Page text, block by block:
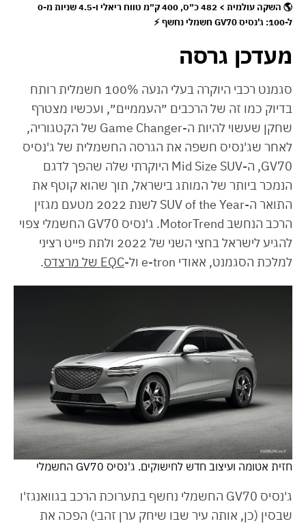
🌎 השקה עולמית > 482 כ״ס, 400 ק״מ טווח ריאלי ו-4.5 שניות מ-0
ל-100: ג'נסיס GV70 חשמלי נחשף ⚡
מעדכן גרסה
סגמנט רכבי היוקרה בעלי הנעה 100% חשמלית רותח
בדיוק כמו זה של הרכבים ״העממיים״, ועכשיו מצטרף
שחקן שעשוי להיות ה-Game Changer של הקטגוריה,
לאחר שג'נסיס חשפה את הגרסה החשמלית של ג'נסיס
GV70, ה-Mid Size SUV היוקרתי שלה שהפך לדגם
הנמכר ביותר של המותג בישראל, תוך שהוא קוטף את
התואר ה-SUV of the Year לשנת 2022 מטעם מגזין
הרכב הנחשב MotorTrend. ג'נסיס GV70 החשמלי צפוי
להגיע לישראל בחצי השני של 2022 ולתת פייט רציני
למלכת הסגמנט, אאודי e-tron ול-
EQC של מרצדס .
חזית אטומה ועיצוב חדש לחישוקים. ג'נסיס GV70 החשמלי
ג'נסיס GV70 החשמלי נחשף בתערוכת הרכב בגוואנגז'ו
שבסין (כן, אותה עיר שבו שיחק ערן זהבי) הפכה את